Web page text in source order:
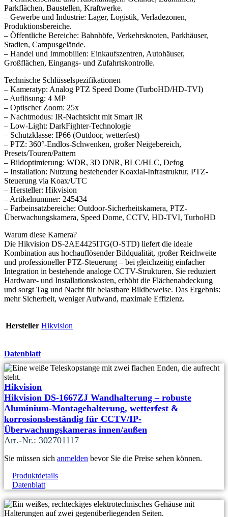
Parkflächen, Baustellen, Kraftwerke.
– Gewerbe und Industrie: Lager, Logistik, Verladezonen,
Produktionsbereiche.
– Öffentliche Bereiche: Bahnhöfe, Verkehrsknoten, Parkhäuser,
Stadien, Campusgelände.
– Handel und Immobilien: Einkaufszentren, Autohäuser,
Großflächen, Eingangs- und Zufahrtskontrolle.
Technische Schlüsselspezifikationen
– Kameratyp: Analog PTZ Speed Dome (TurboHD/HD-TVI)
– Auflösung: 4 MP
– Optischer Zoom: 25x
– Nachtmodus: IR-Nachtsicht mit Smart IR
– Low-Light: DarkFighter-Technologie
– Schutzklasse: IP66 (Outdoor, wetterfest)
– PTZ: 360°-Endlos-Schwenken, großer Neigebereich,
Presets/Touren/Pattern
– Bildoptimierung: WDR, 3D DNR, BLC/HLC, Defog
– Installation: Nutzung bestehender Koaxial-Infrastruktur, PTZ-
Steuerung via Koax/UTC
– Hersteller: Hikvision
– Artikelnummer: 245434
– Farbeinsatzbereiche: Outdoor-Sicherheitskamera, PTZ-
Überwachungskamera, Speed Dome, CCTV, HD-TVI, TurboHD
Warum diese Kamera?
Die Hikvision DS-2AE4425ITG(O-STD) liefert die ideale
Kombination aus hochauflösender Bildqualität, großer Reichweite
und professioneller PTZ-Steuerung – bei gleichzeitig einfacher
Integration in bestehende analoge CCTV-Strukturen. Sie reduziert
Hardware- und Installationskosten, erhöht die Flächenabdeckung
und sorgt Tag und Nacht für belastbare Bildbeweise. Das Ergebnis:
mehr Sicherheit, weniger Aufwand, maximale Effizienz.
Hersteller Hikvision
Datenblatt
Hikvision
Hikvision DS-1667ZJ Wandhalterung – robuste
Aluminium-Montagehalterung, wetterfest &
korrosionsbeständig für CCTV/IP-
Überwachungskameras innen/außen
Art.-Nr.: 302701117
Sie müssen sich anmelden bevor Sie die Preise sehen können.
Produktdetails
Datenblatt